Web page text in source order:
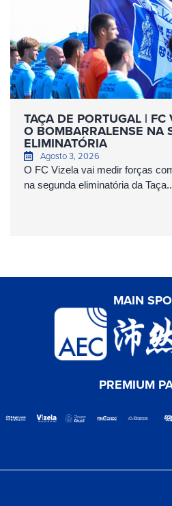
TAÇA DE PORTUGAL |
O BOMBARRALENSE NA
ELIMINATÓRIA
Agosto 3, 2026
O FC Vizela vai medir forças
na segunda eliminatória da
MAIN
PREMIUM